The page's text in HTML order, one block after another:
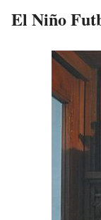
El Niño